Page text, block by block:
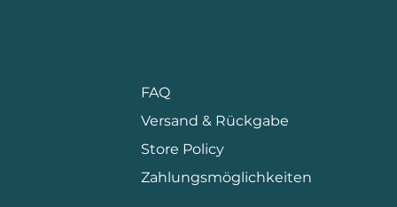
FAQ
Versand & Rückgabe
Store Policy
Zahlungsmöglichkeiten